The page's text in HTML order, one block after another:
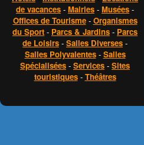
de vacances - Mairies - Musées -
Offices de Tourisme- Organismes
du Sport - Parcs & Jardins - Parcs
de Loisirs - Salles Diverses -
Salles Polyvalentes- Salles
Spécialisées - Services - Sites
touristiques- Théâtres